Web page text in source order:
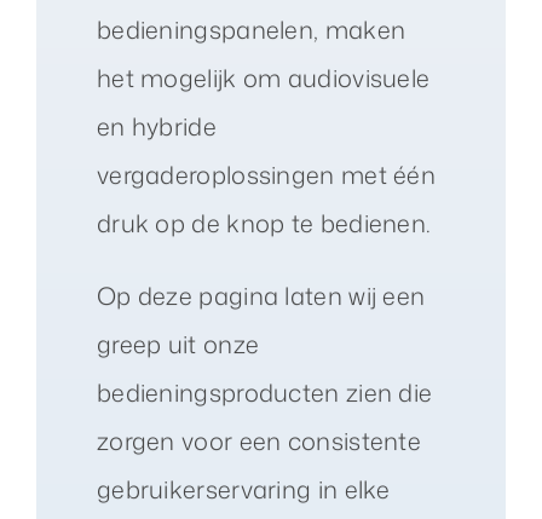
bedieningspanelen, maken
het mogelijk om audiovisuele
en hybride
vergaderoplossingen met één
druk op de knop te bedienen.
Op deze pagina laten wij een
greep uit onze
bedieningsproducten zien die
zorgen voor een consistente
gebruikerservaring in elke